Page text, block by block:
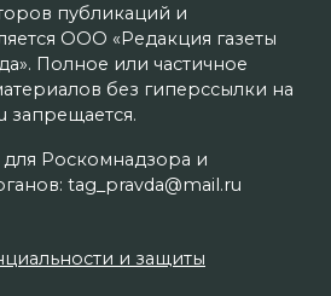
публикаций и
ООО «Редакция газеты
Полное или частичное
без гиперссылки на
запрещается.
Роскомнадзора и
tag_pravda@mail.ru
и защиты